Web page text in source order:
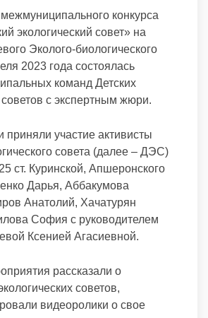
конкурса
экологический совет» на
Эколого-биологического
2023 года состоялась
команд Детских
советов с экспертным жюри.
приняли участие активисты
совета (далее – ДЭС)
Куринской, Апшеронского
Дарья, Аббакумова
Анатолий, Хачатурян
София с руководителем
Ксенией Агасиевной.
рассказали о
советов,
видеоролики о свое